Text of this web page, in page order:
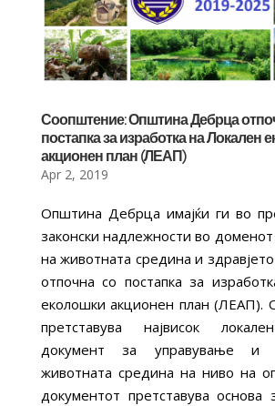
Соопштение: Општина Дебрца
постапка за изработка на Локален
акционен план (ЛЕАП)
Apr 2, 2019
Општина Дебрца имајќи ги во
законски надлежности во
на животната средина и
отпочна со постапка за
еколошки акционен план (ЛЕАП).
претставува највисок
документ за управување и
животната средина на ниво на
документот претставува основа